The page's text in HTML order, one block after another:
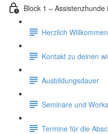
Block 1 – Assistenzhunde
Herzlich Willkommen
Kontakt zu deinen
Ausbildungsdauer
Seminare und
Termine für die